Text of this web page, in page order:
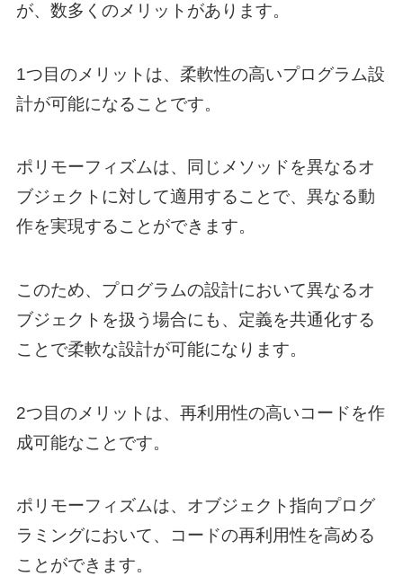
が、数多くのメリットがあります。
1つ目のメリットは、柔軟性の高いプログラム設
計が可能になることです。
ポリモーフィズムは、同じメソッドを異なるオ
ブジェクトに対して適用することで、異なる動
作を実現することができます。
このため、プログラムの設計において異なるオ
ブジェクトを扱う場合にも、定義を共通化する
ことで柔軟な設計が可能になります。
2つ目のメリットは、再利用性の高いコードを作
成可能なことです。
ポリモーフィズムは、オブジェクト指向プログ
ラミングにおいて、コードの再利用性を高める
ことができます。